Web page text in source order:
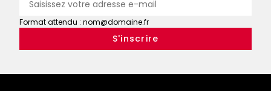
Format attendu : nom@domaine.fr